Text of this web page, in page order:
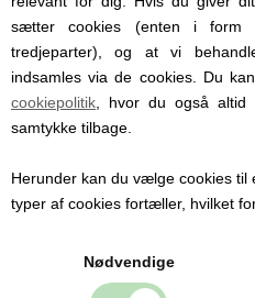
sætter cookies (enten i form
tredjeparter), og at vi
indsamles via de cookies. Du
cookiepolitik , hvor du også
samtykke tilbage.
Herunder kan du vælge cookies til
typer af cookies fortæller, hvilket
Nødvendige
Silikone Sugerør med
69,00 DKK